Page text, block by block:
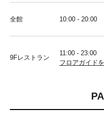
全館 10:00 - 20:00
9Fレストラン
11:00 - 23:00
フロアガイド